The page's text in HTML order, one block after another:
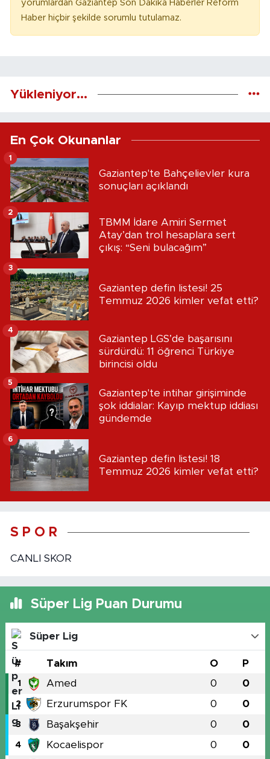
yorumlardan Gaziantep Son Dakika Haberler Reform
Haber hiçbir şekilde sorumlu tutulamaz.
Yükleniyor...
En Çok Okunanlar
Gaziantep'te Bahçelievler kura
sonuçları açıklandı
1
TBMM İdare Amiri Sermet
Atay’dan trol hesaplara sert
çıkış: “Seni bulacağım”
2
Gaziantep defin listesi! 25
Temmuz 2026 kimler vefat etti?
3
Gaziantep LGS’de başarısını
sürdürdü: 11 öğrenci Türkiye
birincisi oldu
4
Gaziantep'te intihar girişiminde
şok iddialar: Kayıp mektup iddiası
gündemde
5
Gaziantep defin listesi! 18
Temmuz 2026 kimler vefat etti?
6
S P O R
CANLI SKOR
Süper Lig Puan Durumu
Süper Lig
# Takım O P
1 Amed 0 0
2 Erzurumspor FK 0 0
3 Başakşehir 0 0
4 Kocaelispor 0 0